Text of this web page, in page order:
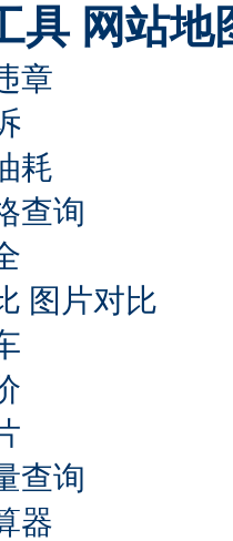
具 网站地
章
耗
查询
图片对比
查询
器